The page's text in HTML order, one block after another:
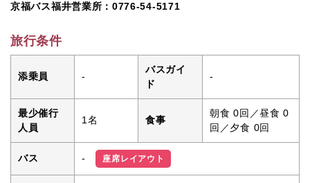
京福バス福井営業所：0776-54-5171
旅行条件
添乗員 -
バスガイ
ド
-
最少催行
人員
1名 食事
朝食 0回／昼食 0
回／夕食 0回
バス - 座席レイアウト